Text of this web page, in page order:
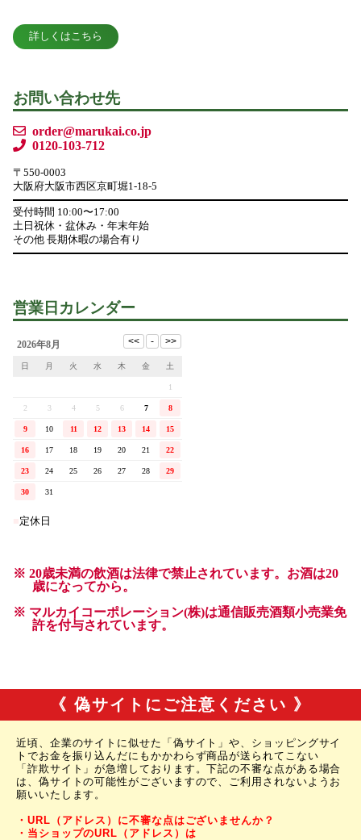
《 偽サイトにご注意ください 》
近頃、企業のサイトに似せた「偽サイト」や、ショッピングサイ
トでお金を振り込んだにもかかわらず商品が送られてこない
「詐欺サイト」が急増しております。下記の不審な点がある場合
は、偽サイトの可能性がございますので、ご利用されないようお
願いいたします。
・URL（アドレス）に不審な点はございませんか？
・当ショップのURL（アドレス）は